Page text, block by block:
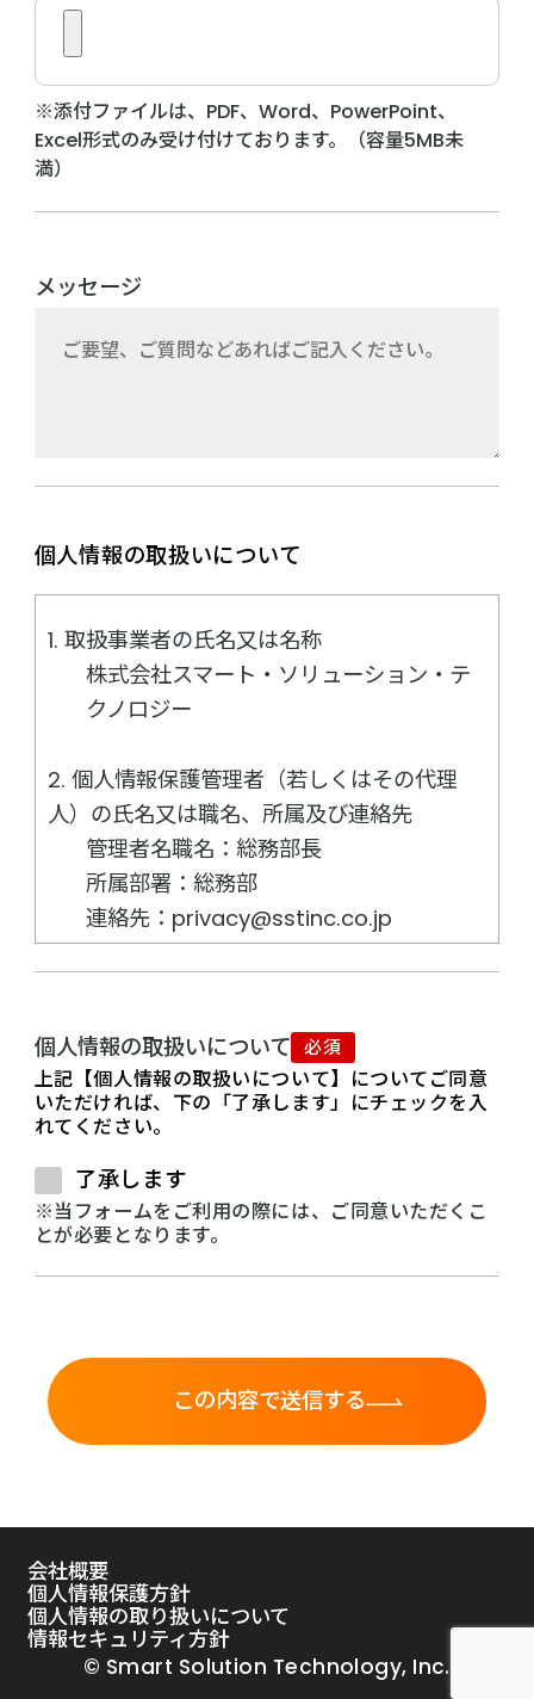
※添付ファイルは、PDF、Word、PowerPoint、
Excel形式のみ受け付けております。（容量5MB未
満）
メッセージ
個人情報の取扱いについて
1. 取扱事業者の氏名又は名称
株式会社スマート・ソリューション・テ
クノロジー
2. 個人情報保護管理者（若しくはその代理
人）の氏名又は職名、所属及び連絡先
管理者名職名：総務部長
所属部署：総務部
連絡先：privacy@sstinc.co.jp
を含む）のため
② 採用選考を行うため
上記に加えて、採用選考の結果、採用と
に当社の人事情報として利用いたしま
す。
個人情報の開示等に関して、下記の当社
窓口に申し出ることができます。その
際、当社はお客様ご本人を確認させてい
15番神楽坂1丁目ビル8F
株式会社スマート・ソリューション・テ
クノロジー 個人情報問合せ窓口
メールアドレス：privacy@sstinc.co.jp
個人情報の取扱いについて 必須
上記【個人情報の取扱いについて】についてご同意
いただければ、下の「了承します」にチェックを入
れてください。
了承します
※当フォームをご利用の際には、ご同意いただくこ
とが必要となります。
会社概要
個人情報保護方針
個人情報の取り扱いについて
情報セキュリティ方針
© Smart Solution Technology, Inc.